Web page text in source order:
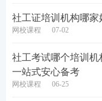
解，摒弃枯燥背诵
的《法规与政策》
每位讲师均配套专
社工证培训机构哪家
网校课程 07-02
社工考试哪个培训
一站式安心备考
网校课程 06-25